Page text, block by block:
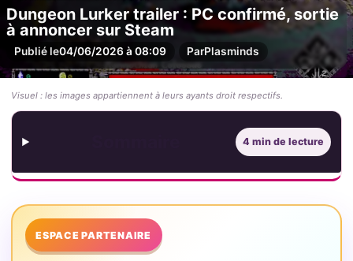
Dungeon Lurker trailer : PC confirmé, sortie
à annoncer sur Steam
Publié le04/06/2026 à 08:09 ParPlasminds
Visuel : les images appartiennent à leurs ayants droit respectifs.
4 min de lecture
ESPACE PARTENAIRE